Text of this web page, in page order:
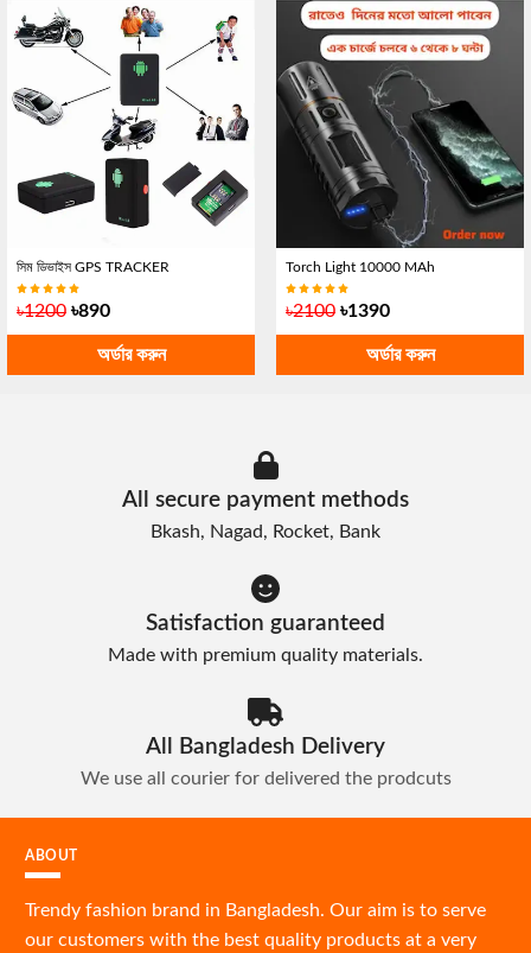
সিম ডিভাইস GPS TRACKER
৳1200 ৳890
অর্ডার করুন
Torch Light 10000 MAh
৳2100 ৳1390
অর্ডার করুন
All secure payment methods
Bkash, Nagad, Rocket, Bank
Satisfaction guaranteed
Made with premium quality materials.
All Bangladesh Delivery
We use all courier for delivered the prodcuts
ABOUT
Trendy fashion brand in Bangladesh. Our aim is to serve
our customers with the best quality products at a very